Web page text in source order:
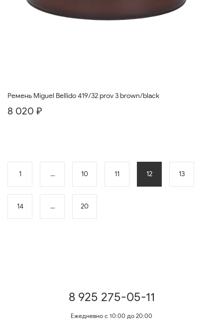
Ремень Miguel Bellido 419/32 prov 3 brown/black
8 020 ₽
1 ... 10 11 12 13
14 ... 20
8 925 275-05-11
Ежедневно с 10:00 до 20:00